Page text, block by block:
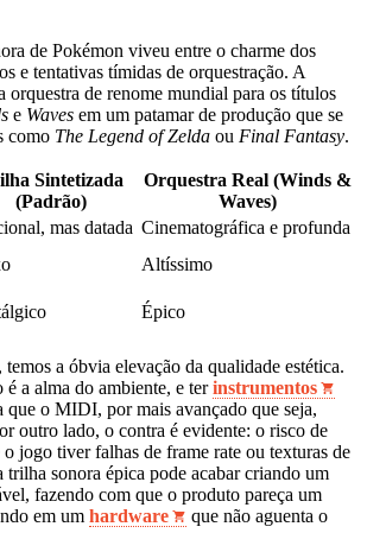
de Pokémon viveu entre o charme dos
e tentativas tímidas de orquestração. A
orquestra de renome mundial para os títulos
e Waves em um patamar de produção que se
como The Legend of Zelda ou Final Fantasy.
Sintetizada
(Padrão)
Orquestra Real (Winds &
Waves)
mas datada Cinematográfica e profunda
Altíssimo
Épico
a óbvia elevação da qualidade estética.
a alma do ambiente, e terinstrumentos
que o MIDI, por mais avançado que seja,
outro lado, o contra é evidente: o risco de
jogo tiver falhas de frame rate ou texturas de
trilha sonora épica pode acabar criando um
fazendo com que o produto pareça um
em um hardware
que não aguenta o